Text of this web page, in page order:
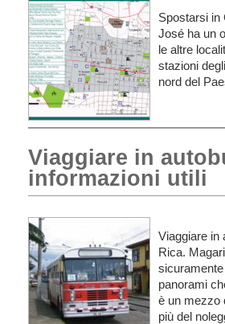
Spostarsi in
José ha un
le altre
stazioni
nord del
Viaggiare in
informazioni utili
Viaggiare in
Rica.
panorami
è un mezzo
più del